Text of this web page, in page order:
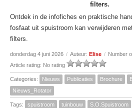
filters.
Ontdek in de infofiches en praktische
fosfaat uit spuistroom kan verwijderen
filters.
donderdag 4 juni 2026 / Auteur: Elise / Number
Article rating: No rating
Categories: Nieuws Publicaties Brochure
Nieuws_Rotator
Tags: spuistroom tuinbouw S.O.Spuistroom